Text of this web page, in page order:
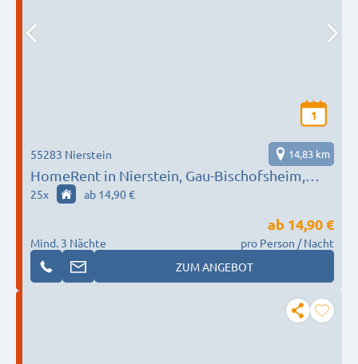
1
HomeRent in Nierstein, Gau-Bischofsheim,
Biebelnheim & Umgebung HR-55124-nierstein
55283 Nierstein 14,83 km
25x ab 14,90 €
Mind. 3 Nächte
ab 14,90 €
pro Person / Nacht
ZUM ANGEBOT